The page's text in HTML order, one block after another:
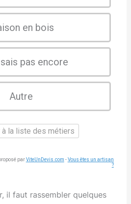
en bois
pas encore
Autre
à la liste des métiers
parViteUnDevis.com -Vous êtes un artisan
?
il faut rassembler quelques